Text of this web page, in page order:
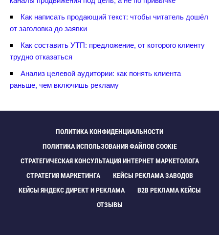
Как написать продающий текст: чтобы читатель дошёл
от заголовка до заявки
Как составить УТП: предложение, от которого клиенту
трудно отказаться
Анализ целевой аудитории: как понять клиента
раньше, чем включишь рекламу
ПОЛИТИКА КОНФИДЕНЦИАЛЬНОСТИ
ПОЛИТИКА ИСПОЛЬЗОВАНИЯ ФАЙЛОВ COOKIE
СТРАТЕГИЧЕСКАЯ КОНСУЛЬТАЦИЯ ИНТЕРНЕТ МАРКЕТОЛОГА
СТРАТЕГИЯ МАРКЕТИНГА
КЕЙСЫ РЕКЛАМА ЗАВОДО
КЕЙСЫ ЯНДЕКС ДИРЕКТ И РЕКЛАМА
B2B РЕКЛАМА КЕЙСЫ
ОТЗЫВЫ